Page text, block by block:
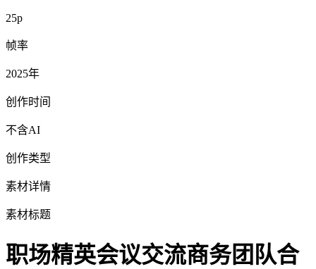
25p
帧率
2025年
创作时间
不含AI
创作类型
素材详情
素材标题
职场精英会议交流商务团队合